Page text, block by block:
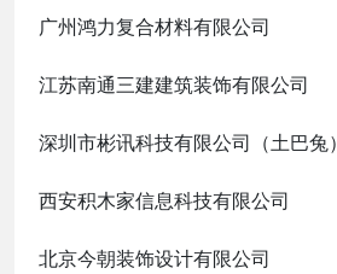
广州鸿力复合材料有限公司
江苏南通三建建筑装饰有限公司
深圳市彬讯科技有限公司（土巴兔）
西安积木家信息科技有限公司
北京今朝装饰设计有限公司